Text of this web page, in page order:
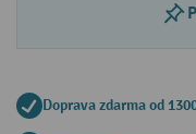
Doprava zdarma od